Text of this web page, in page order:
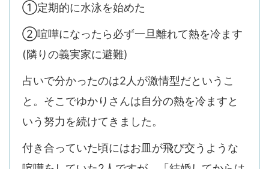
①定期的に水泳を始めた
②喧嘩になったら必ず一旦離れて熱を冷ます
(隣りの義実家に避難)
占いで分かったのは2人が激情型だというこ
と。そこでゆかりさんは自分の熱を冷ますと
いう努力を続けてきました。
付き合っていた頃にはお皿が飛び交うような